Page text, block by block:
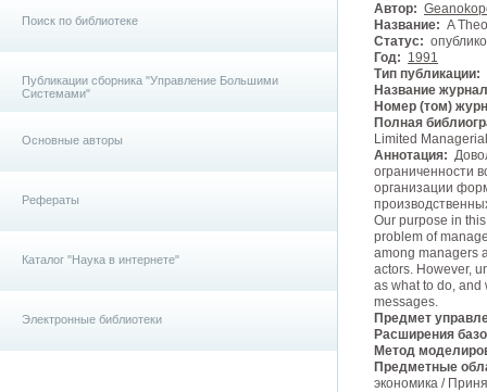
Поиск по библиотеке
Публикации сборника "Управление Большими
Системами"
Основные авторы
Рефераты
Каталог "Наука в интернете"
Электронные библиотеки
Автор:
Название: A
Статус:
Год: 1991
Тип публикации:
Название
Номер (том)
Полная
Limited
Аннотация:
ограниченности
организации
Our purpose in
problem of
among managers
actors. However,
as what to do,
messages.
Предмет
Расширения
Метод
Предметные
экономика /